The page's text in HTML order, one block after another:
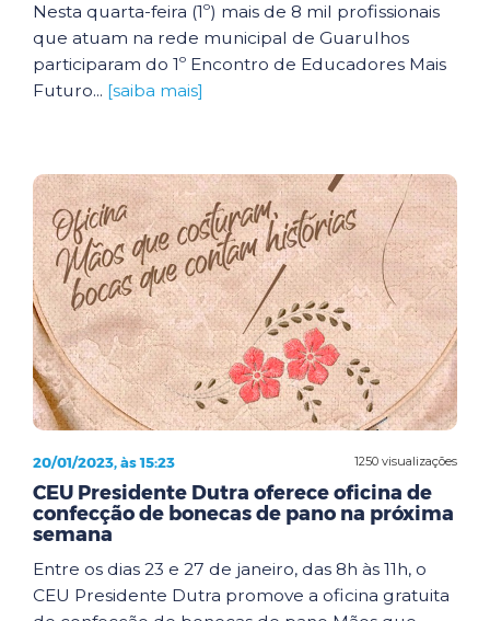
Nesta quarta-feira (1º) mais de 8 mil profissionais
que atuam na rede municipal de Guarulhos
participaram do 1º Encontro de Educadores Mais
Futuro... [saiba mais]
1250 visualizações
20/01/2023, às 15:23
CEU Presidente Dutra oferece oficina de
confecção de bonecas de pano na próxima
semana
Entre os dias 23 e 27 de janeiro, das 8h às 11h, o
CEU Presidente Dutra promove a oficina gratuita